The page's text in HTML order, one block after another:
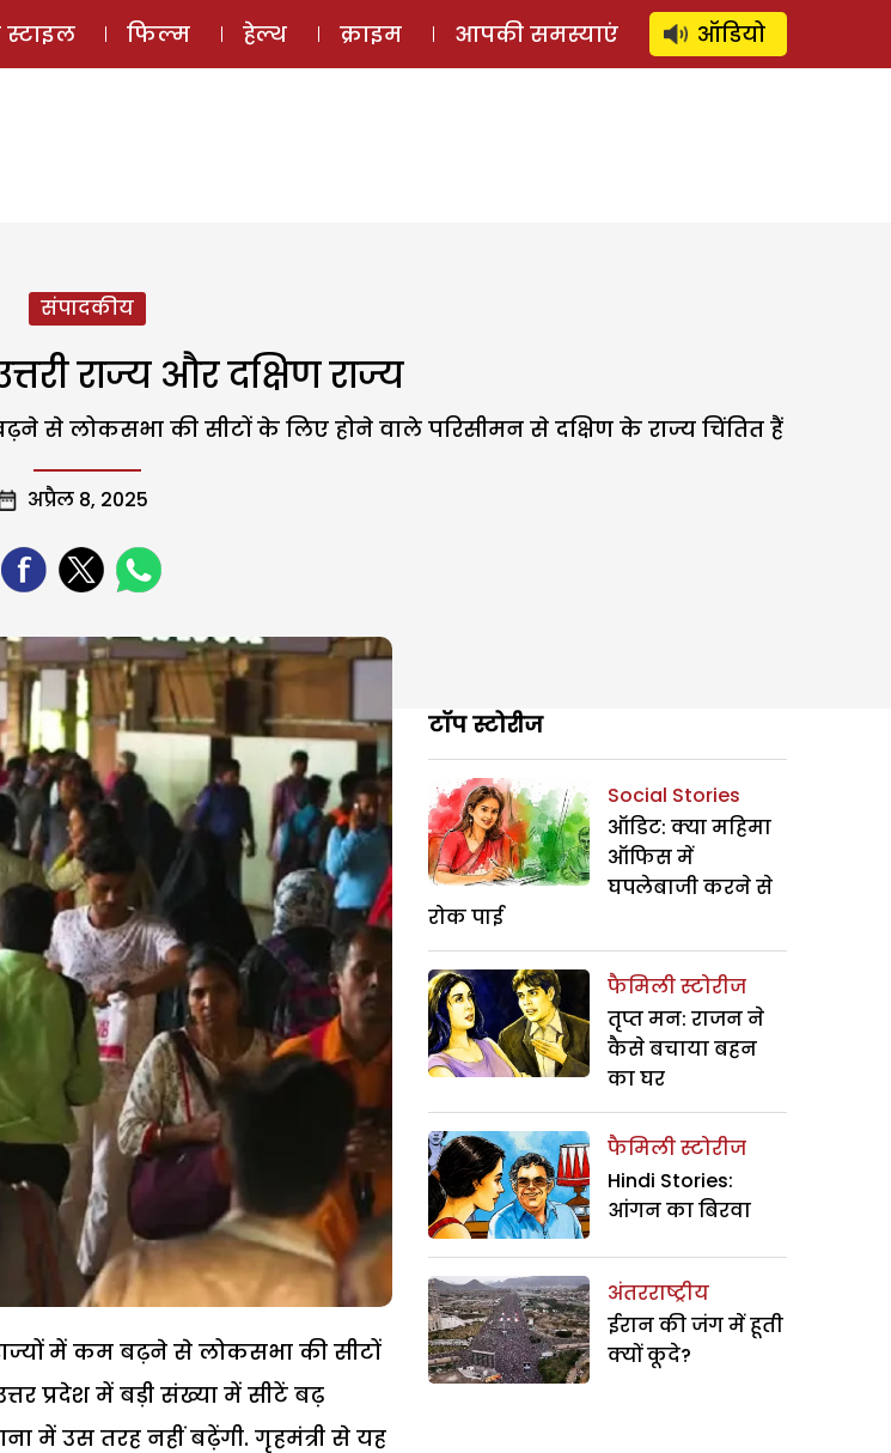
ई-मैगज़ीन ऑडियो स्टोरी लॉग इन ⚲ SUBSCRIBE
फिल्म हेल्थ क्राइम आपकी समस्याएं ऑडियो
संपादकीय
राज्य और दक्षिण राज्य
से लोकसभा की सीटों के लिए होने वाले परिसीमन से दक्षिण के राज्य चिंतित हैं
अप्रैल 8, 2025
राज्यों में कम बढ़ने से लोकसभा की सीटों
प्रदेश में बड़ी संख्या में सीटें बढ़
में उस तरह नहीं बढ़ेंगी. गृहमंत्री से यह
टॉप स्टोरीज
Social Stories
ऑडिट: क्या महिमा
ऑफिस में
घपलेबाजी करने से
रोक पाई
फैमिली स्टोरीज
तृप्त मन: राजन ने
कैसे बचाया बहन
का घर
फैमिली स्टोरीज
Hindi Stories:
आंगन का बिरवा
अंतरराष्ट्रीय
ईरान की जंग में हूती
क्यों कूदे?